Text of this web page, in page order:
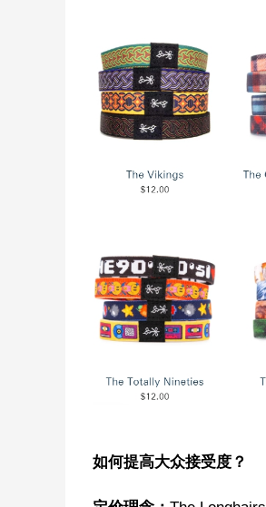
如何提高大众接受度？